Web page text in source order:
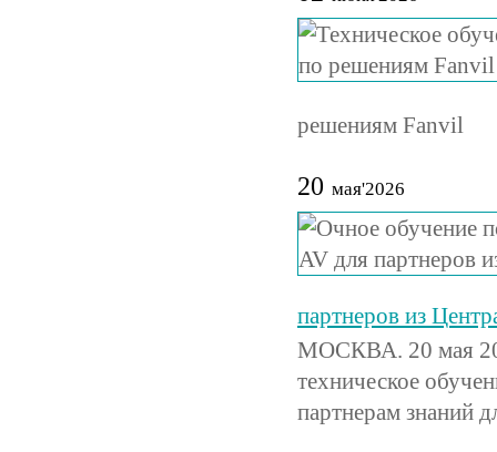
решениям Fanvil
20 мая'2026
партнеров из
МОСКВА. 20 мая
техническое
партнерам знаний